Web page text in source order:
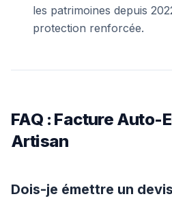
les patrimoines depuis
protection renforcée.
FAQ : Facture Auto-
Artisan
Dois-je émettre un